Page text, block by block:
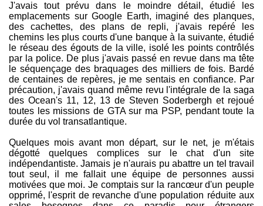
J'avais tout prévu dans le moindre détail, étudié les
emplacements sur Google Earth, imaginé des planques,
des cachettes, des plans de repli, j'avais repéré les
chemins les plus courts d'une banque à la suivante, étudié
le réseau des égouts de la ville, isolé les points contrôlés
par la police. De plus j'avais passé en revue dans ma tête
le séquençage des braquages des milliers de fois. Bardé
de centaines de repères, je me sentais en confiance. Par
précaution, j'avais quand même revu l'intégrale de la saga
des Ocean's 11, 12, 13 de Steven Soderbergh et rejoué
toutes les missions de GTA sur ma PSP, pendant toute la
durée du vol transatlantique.
Quelques mois avant mon départ, sur le net, je m'étais
dégotté quelques complices sur le chat d'un site
indépendantiste. Jamais je n'aurais pu abattre un tel travail
tout seul, il me fallait une équipe de personnes aussi
motivées que moi. Je comptais sur la rancœur d'un peuple
opprimé, l'esprit de revanche d'une population réduite aux